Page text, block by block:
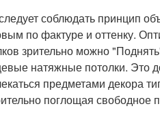
соблюдать принцип
по фактуре и оттенку.
зрительно можно
натяжные потолки.
предметами декора
поглощая свободное